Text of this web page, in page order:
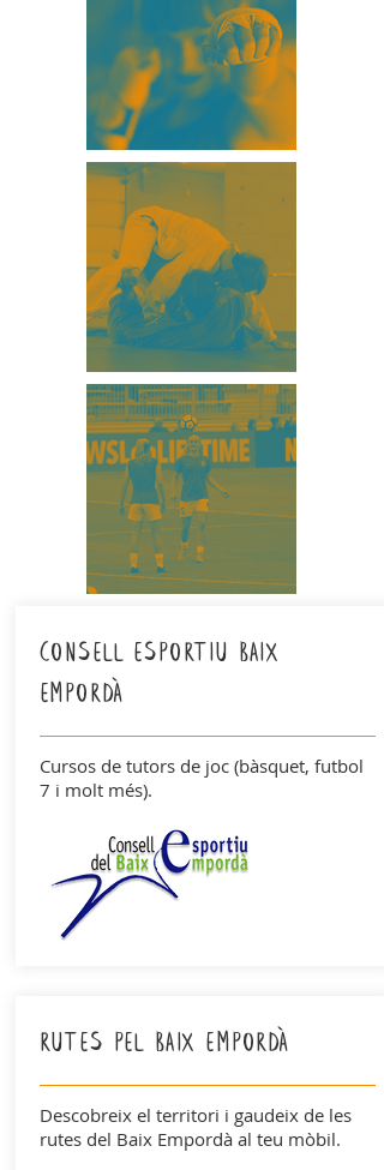
consell esportiu baix
empordà
Cursos de tutors de joc (bàsquet, futbol
7 i molt més).
rutes pel baix empordà
Descobreix el territori i gaudeix de les
rutes del Baix Empordà al teu mòbil.